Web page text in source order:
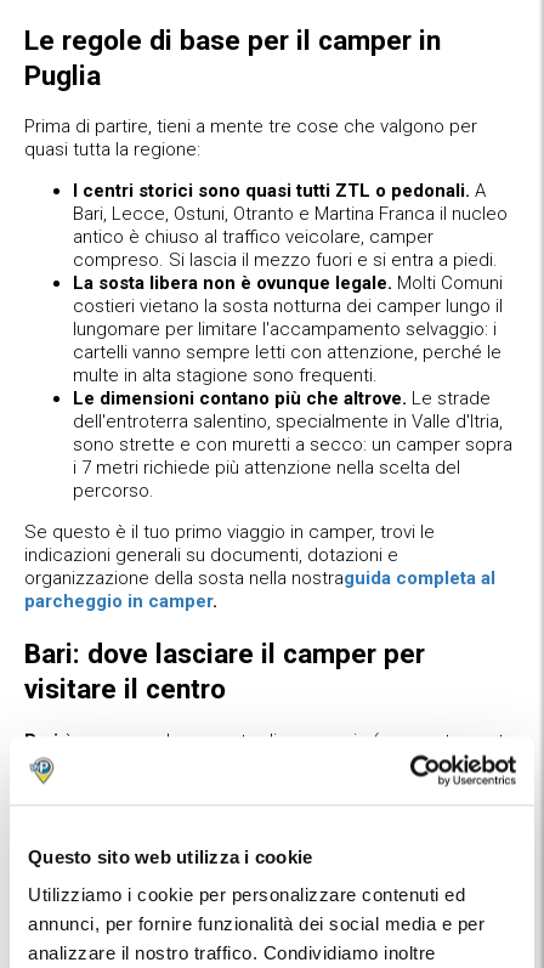
Questo sito web utilizza i cookie
Utilizziamo i cookie per personalizzare contenuti ed
annunci, per fornire funzionalità dei social media e per
analizzare il nostro traffico. Condividiamo inoltre
Le regole di base per il camper in
Puglia
Prima di partire, tieni a mente tre cose che valgono per
quasi tutta la regione:
I centri storici sono quasi tutti ZTL o pedonali. A
Bari, Lecce, Ostuni, Otranto e Martina Franca il nucleo
antico è chiuso al traffico veicolare, camper
compreso. Si lascia il mezzo fuori e si entra a piedi.
La sosta libera non è ovunque legale. Molti Comuni
costieri vietano la sosta notturna dei camper lungo il
lungomare per limitare l'accampamento selvaggio: i
cartelli vanno sempre letti con attenzione, perché le
multe in alta stagione sono frequenti.
Le dimensioni contano più che altrove. Le strade
dell'entroterra salentino, specialmente in Valle d'Itria,
sono strette e con muretti a secco: un camper sopra
i 7 metri richiede più attenzione nella scelta del
percorso.
Se questo è il tuo primo viaggio in camper, trovi le
indicazioni generali su documenti, dotazioni e
organizzazione della sosta nella nostraguida completa al
parcheggio in camper.
Bari: dove lasciare il camper per
visitare il centro
Bari è spesso solo un punto di passaggio (aeroporto, porto
per i traghetti verso la Grecia, stazione), ma merita almeno
una tappa per visitare il centro storico e il lungomare
Il centro storico è interamente pedonale, quindi il camper va
lasciato in un parcheggio esterno e si prosegue a piedi:
parcheggiare nella zona della stazione centrale di Bari
essere la soluzione migliore.
Su MyParking puoicontrollare disponibilità e tariffe dei